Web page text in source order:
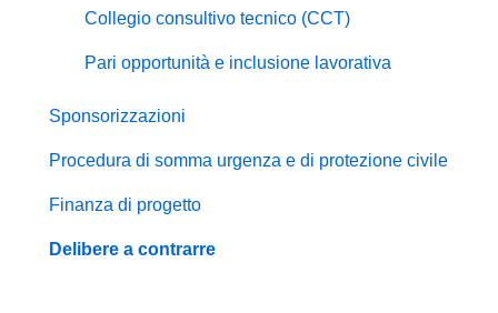
Collegio consultivo tecnico (CCT)
Pari opportunità e inclusione lavorativa
Sponsorizzazioni
Procedura di somma urgenza e di protezione civile
Finanza di progetto
Delibere a contrarre